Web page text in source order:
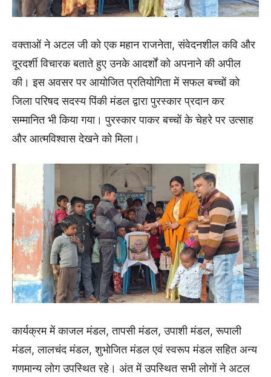
वक्ताओं ने अटल जी को एक महान राजनेता, संवेदनशील कवि और
दूरदर्शी विचारक बताते हुए उनके आदर्शों को अपनाने की अपील
की। इस अवसर पर आयोजित प्रतियोगिता में सफल बच्चों को
जिला परिषद सदस्य पिंकी मंडल द्वारा पुरस्कार प्रदान कर
सम्मानित भी किया गया। पुरस्कार पाकर बच्चों के चेहरे पर उत्साह
और आत्मविश्वास देखने को मिला।
कार्यक्रम में काजल मंडल, तापसी मंडल, उपाशी मंडल, रूपाली
मंडल, लालचंद मंडल, शुभोजित मंडल एवं स्वरूप मंडल सहित अन्य
गणमान्य लोग उपस्थित रहे। अंत में उपस्थित सभी लोगों ने अटल